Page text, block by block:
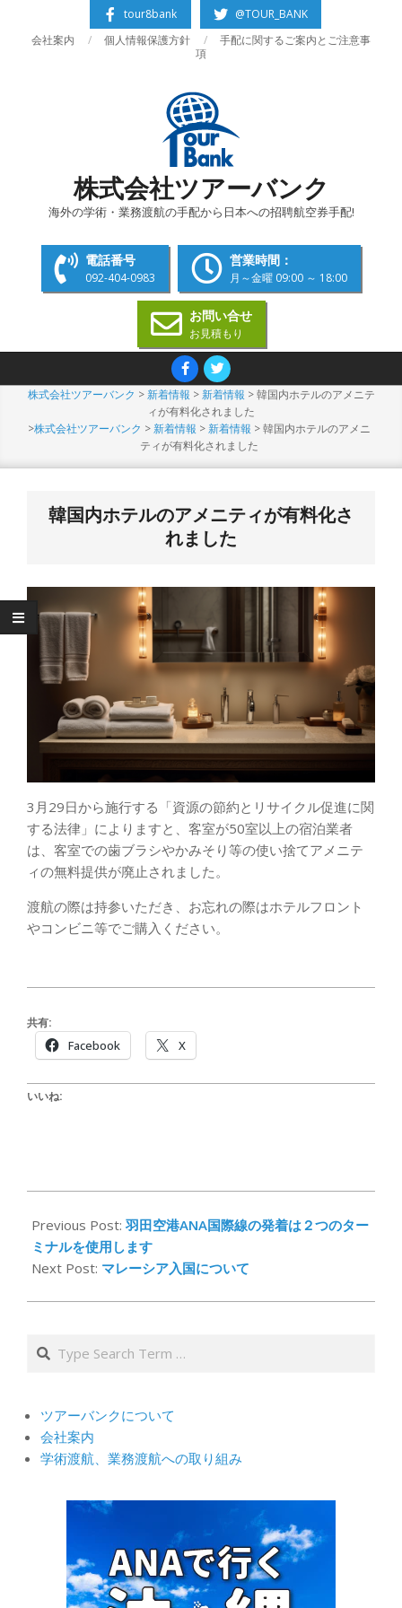
tour8bank
@TOUR_BANK
会社案内
個人情報保護方針
手配に関するご案内とご注意事
項
株式会社ツアーバンク
海外の学術・業務渡航の手配から日本への招聘航空券手配!
電話番号
092-404-0983
営業時間：
月～金曜 09:00 ～ 18:00
お問い合せ
お見積もり
Navigation
Menu
株式会社ツアーバンク >新着情報 >新着情報 >韓国内ホテルのアメニテ
ィが有料化されました
>株式会社ツアーバンク >新着情報 >新着情報 >韓国内ホテルのアメニ
ティが有料化されました
韓国内ホテルのアメニティが有料化さ
れました
3月29日から施行する「資源の節約とリサイクル促進に関
する法律」によりますと、客室が50室以上の宿泊業者
は、客室での歯ブラシやかみそり等の使い捨てアメニテ
ィの無料提供が廃止されました。
渡航の際は持参いただき、お忘れの際はホテルフロント
やコンビニ等でご購入ください。
共有:
Facebook X
いいね:
04-
08
Previous Post: 羽田空港ANA国際線の発着は２つのター
ミナルを使用します
Next Post: マレーシア入国について
Search
ツアーバンクについて
会社案内
学術渡航、業務渡航への取り組み